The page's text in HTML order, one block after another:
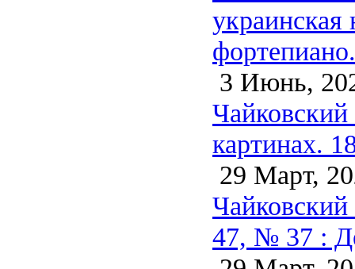
3 Июнь,
картинах.
29 Март,
47, № 37 :